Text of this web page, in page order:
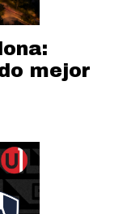
mejor